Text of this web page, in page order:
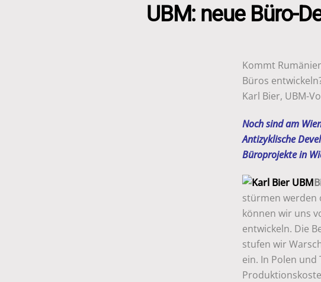
UBM: neue Büro-
Kommt
Büros
Karl Bier, UBM-
Noch sind am
Antizyklische
Büroprojekte in
stürmen werden
können wir uns
entwickeln. Die
stufen wir
ein. In Polen und